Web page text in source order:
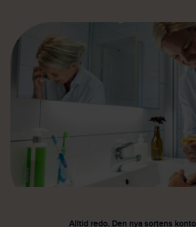
Alltid redo. Den nya sortens